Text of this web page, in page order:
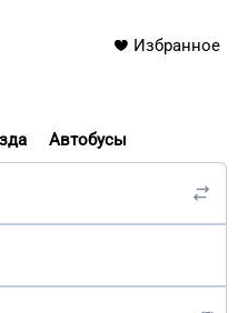
Избранное
Автобусы